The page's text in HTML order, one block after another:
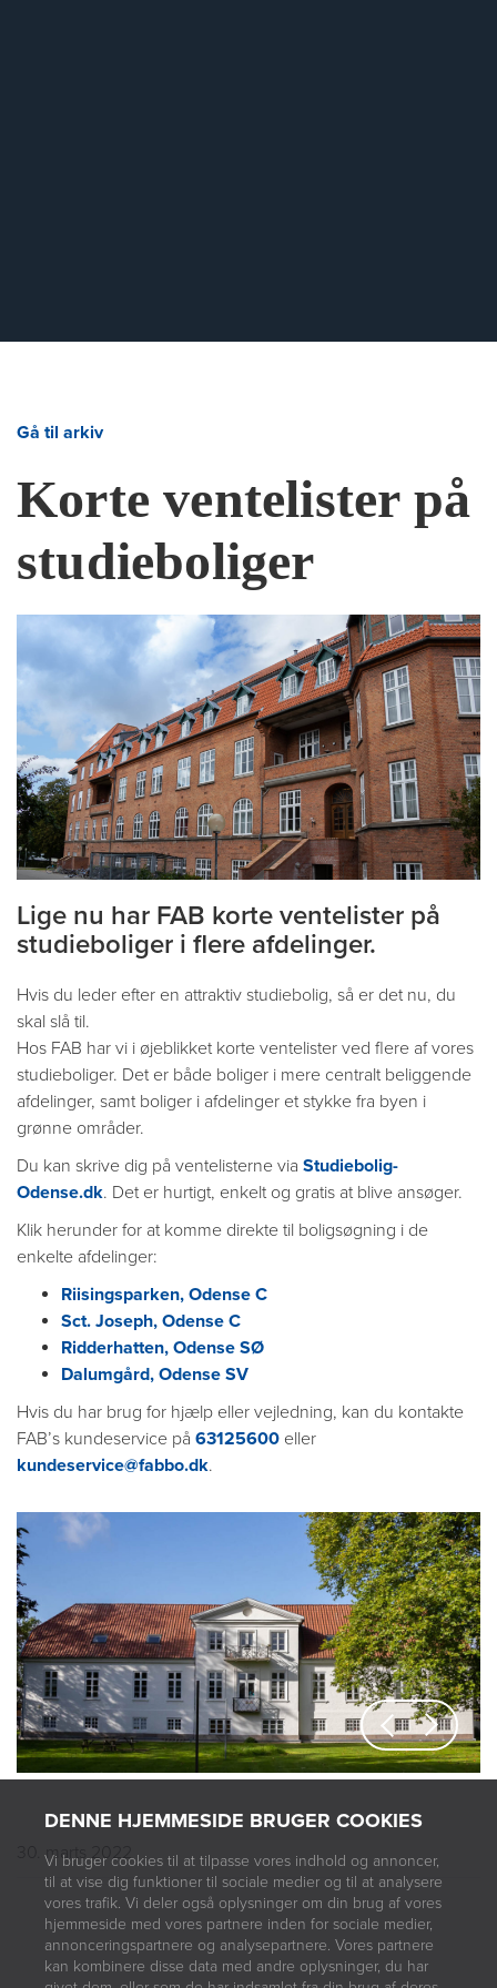
DENNE HJEMMESIDE BRUGER COOKIES
Vi bruger cookies til at tilpasse vores indhold og annoncer,
til at vise dig funktioner til sociale medier og til at analysere
vores trafik. Vi deler også oplysninger om din brug af vores
hjemmeside med vores partnere inden for sociale medier,
annonceringspartnere og analysepartnere. Vores partnere
kan kombinere disse data med andre oplysninger, du har
Gå til arkiv
Korte ventelister på
studieboliger
Lige nu har FAB korte ventelister på
studieboliger i flere afdelinger.
Hvis du leder efter en attraktiv studiebolig, så er det nu, du
skal slå til.
Hos FAB har vi i øjeblikket korte ventelister ved flere af vores
studieboliger. Det er både boliger i mere centralt beliggende
afdelinger, samt boliger i afdelinger et stykke fra byen i
grønne områder.
Du kan skrive dig på ventelisterne via Studiebolig-
Odense.dk. Det er hurtigt, enkelt og gratis at blive ansøger.
Klik herunder for at komme direkte til boligsøgning i de
enkelte afdelinger:
Riisingsparken, Odense C
Sct. Joseph, Odense C
Ridderhatten, Odense SØ
Dalumgård, Odense SV
Hvis du har brug for hjælp eller vejledning, kan du kontakte
FAB’s kundeservice på 63125600 eller
kundeservice@fabbo.dk.
Previous
Next
30. marts 2022